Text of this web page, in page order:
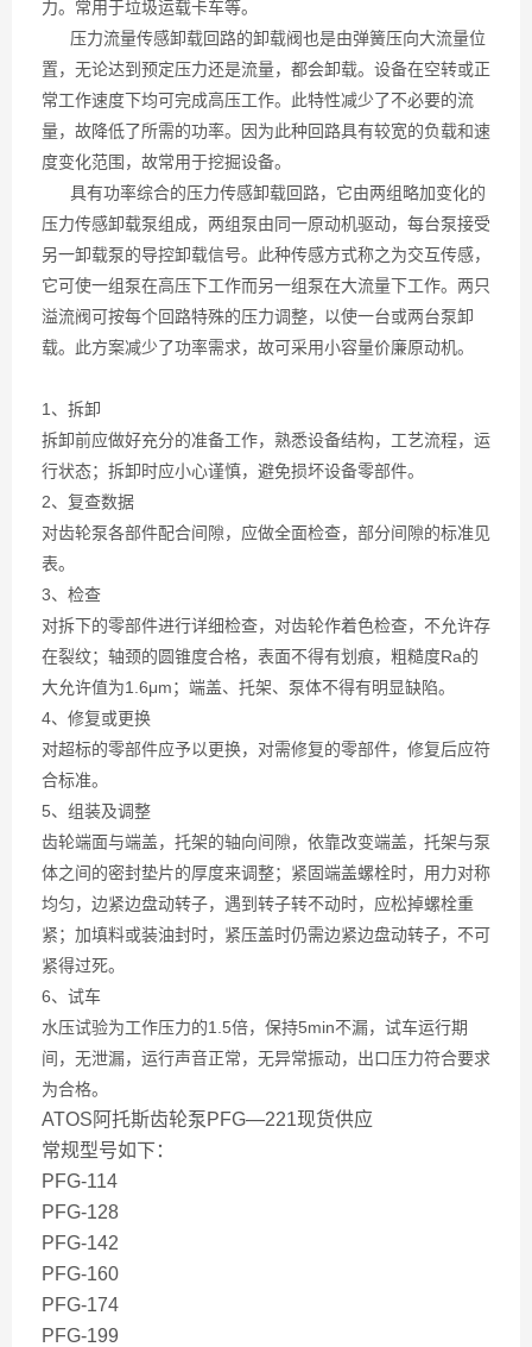
力。常用于垃圾运载卡车等。
压力流量传感卸载回路的卸载阀也是由弹簧压向大流量位
置，无论达到预定压力还是流量，都会卸载。设备在空转或正
常工作速度下均可完成高压工作。此特性减少了不必要的流
量，故降低了所需的功率。因为此种回路具有较宽的负载和速
度变化范围，故常用于挖掘设备。
具有功率综合的压力传感卸载回路，它由两组略加变化的
压力传感卸载泵组成，两组泵由同一原动机驱动，每台泵接受
另一卸载泵的导控卸载信号。此种传感方式称之为交互传感，
它可使一组泵在高压下工作而另一组泵在大流量下工作。两只
溢流阀可按每个回路特殊的压力调整，以使一台或两台泵卸
载。此方案减少了功率需求，故可采用小容量价廉原动机。
1、拆卸
拆卸前应做好充分的准备工作，熟悉设备结构，工艺流程，运
行状态；拆卸时应小心谨慎，避免损坏设备零部件。
2、复查数据
对齿轮泵各部件配合间隙，应做全面检查，部分间隙的标准见
表。
3、检查
对拆下的零部件进行详细检查，对齿轮作着色检查，不允许存
在裂纹；轴颈的圆锥度合格，表面不得有划痕，粗糙度Ra的
大允许值为1.6μm；端盖、托架、泵体不得有明显缺陷。
4、修复或更换
对超标的零部件应予以更换，对需修复的零部件，修复后应符
合标准。
5、组装及调整
齿轮端面与端盖，托架的轴向间隙，依靠改变端盖，托架与泵
体之间的密封垫片的厚度来调整；紧固端盖螺栓时，用力对称
均匀，边紧边盘动转子，遇到转子转不动时，应松掉螺栓重
紧；加填料或装油封时，紧压盖时仍需边紧边盘动转子，不可
紧得过死。
6、试车
水压试验为工作压力的1.5倍，保持5min不漏，试车运行期
间，无泄漏，运行声音正常，无异常振动，出口压力符合要求
为合格。
ATOS阿托斯齿轮泵PFG—221现货供应
常规型号如下：
PFG-114
PFG-128
PFG-142
PFG-160
PFG-174
PFG-199